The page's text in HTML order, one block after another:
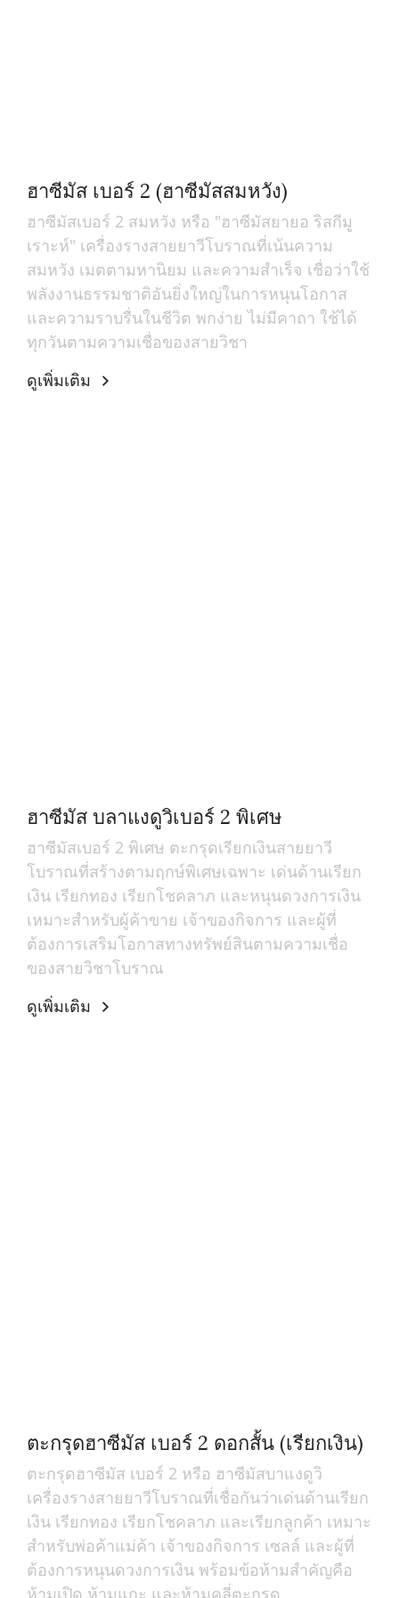
ฮาซีมัส เบอร์ 2 (ฮาซีมัสสมหวัง)
ฮาซีมัสเบอร์ 2 สมหวัง หรือ "ฮาซีมัสยายอ ริสกีมู
เราะห์" เครื่องรางสายยาวีโบราณที่เน้นความ
สมหวัง เมตตามหานิยม และความสำเร็จ เชื่อว่าใช้
พลังงานธรรมชาติอันยิ่งใหญ่ในการหนุนโอกาส
และความราบรื่นในชีวิต พกง่าย ไม่มีคาถา ใช้ได้
ทุกวันตามความเชื่อของสายวิชา
ดูเพิ่มเติม
ฮาซีมัส บลาแงดูวิเบอร์ 2 พิเศษ
ฮาซีมัสเบอร์ 2 พิเศษ ตะกรุดเรียกเงินสายยาวี
โบราณที่สร้างตามฤกษ์พิเศษเฉพาะ เด่นด้านเรียก
เงิน เรียกทอง เรียกโชคลาภ และหนุนดวงการเงิน
เหมาะสำหรับผู้ค้าขาย เจ้าของกิจการ และผู้ที่
ต้องการเสริมโอกาสทางทรัพย์สินตามความเชื่อ
ของสายวิชาโบราณ
ดูเพิ่มเติม
ตะกรุดฮาซีมัส เบอร์ 2 ดอกสั้น (เรียกเงิน)
ตะกรุดฮาซีมัส เบอร์ 2 หรือ ฮาซีมัสบาแงดูวิ
เครื่องรางสายยาวีโบราณที่เชื่อกันว่าเด่นด้านเรียก
เงิน เรียกทอง เรียกโชคลาภ และเรียกลูกค้า เหมาะ
สำหรับพ่อค้าแม่ค้า เจ้าของกิจการ เซลล์ และผู้ที่
ต้องการหนุนดวงการเงิน พร้อมข้อห้ามสำคัญคือ
ห้ามเปิด ห้ามแกะ และห้ามคลี่ตะกรุด